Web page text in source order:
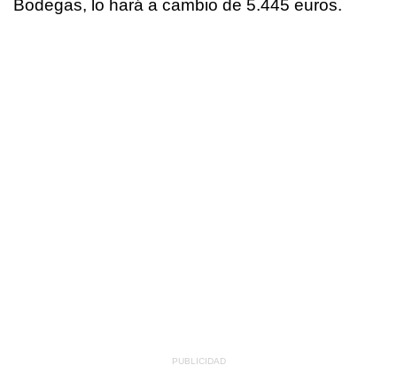
Bodegas, lo hará a cambio de 5.445 euros.